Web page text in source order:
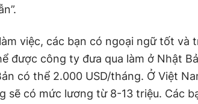
việc, các bạn có ngoại ngữ tốt và
được công ty đưa qua làm ở Nhật
có thể 2.000 USD/tháng. Ở Việt
sẽ có mức lương từ 8-13 triệu. Các